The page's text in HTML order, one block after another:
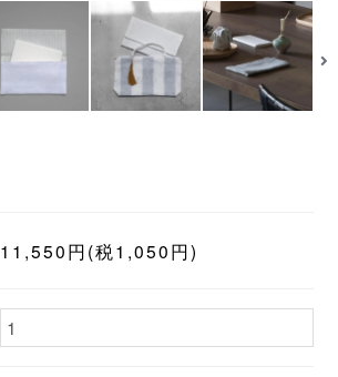
11,550円(税1,050円)